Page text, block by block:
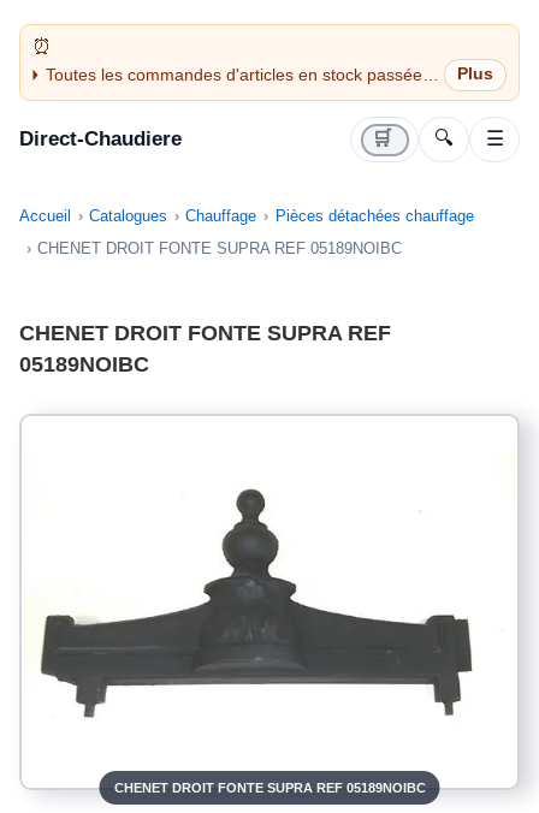
Toutes les commandes d'articles en stock passées
avant 14H sont expédiées le jour même (jours
Direct-Chaudiere 🛒 🔍 ☰
Accueil Catalogues Chauffage
Pièces détachées chauffage
CHENET DROIT FONTE SUPRA REF 05189NOIBC
CHENET DROIT FONTE SUPRA REF
05189NOIBC
CHENET DROIT FONTE SUPRA REF 05189NOIBC